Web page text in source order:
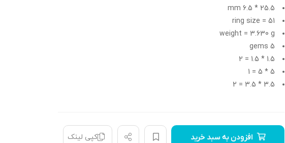
25.5 * 6.5 mm
ring size = 51
weight = 3.630 g
5 gems
1.5 * 1.5 = 2
5 * 5 = 1
3.5 * 3.5 = 2
افزودن به سبد خرید کپی لینک